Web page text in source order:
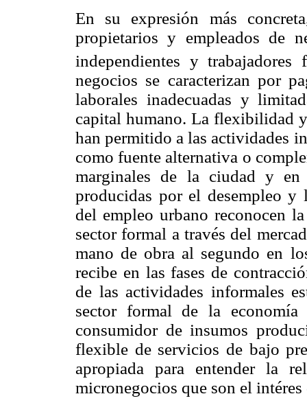
En su expresión más
propietarios y empleados de
independientes y trabajadores
negocios se caracterizan por
laborales inadecuadas y
capital humano. La flexibilidad
han permitido a las actividades
como fuente alternativa o
marginales de la ciudad y en
producidas por el desempleo y
del empleo urbano reconocen
sector formal a través del
mano de obra al segundo en
recibe en las fases de
de las actividades informales
sector formal de la
consumidor de insumos
flexible de servicios de bajo
apropiada para entender la
micronegocios que son el intéres